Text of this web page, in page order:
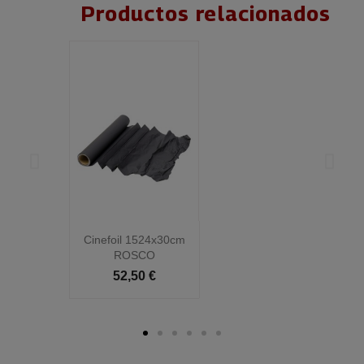
Productos relacionados
Cinefoil 1524x30cm
ROSCO
52,50 €